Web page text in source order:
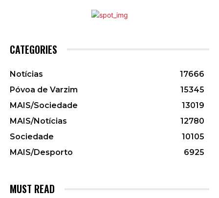
CATEGORIES
Notícias
17666
Póvoa de Varzim
15345
MAIS/Sociedade
13019
MAIS/Notícias
12780
Sociedade
10105
MAIS/Desporto
6925
MUST READ